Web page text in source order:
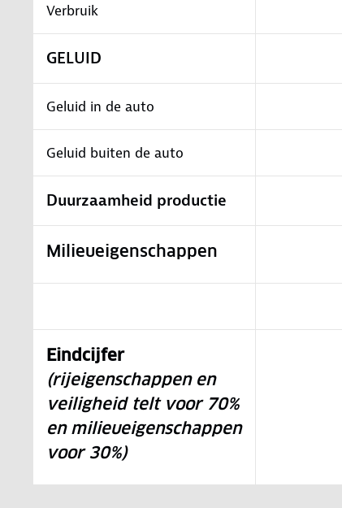
Verbruik
GELUID
Geluid in de auto
Geluid buiten de auto
Duurzaamheid productie
Milieueigenschappen
Eindcijfer
(rijeigenschappen en
veiligheid telt voor 70%
en milieueigenschappen
voor 30%)